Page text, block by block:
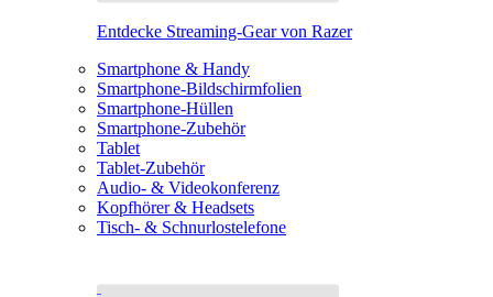
Entdecke Streaming-Gear von Razer
Smartphone & Handy
Smartphone-Bildschirmfolien
Smartphone-Hüllen
Smartphone-Zubehör
Tablet
Tablet-Zubehör
Audio- & Videokonferenz
Kopfhörer & Headsets
Tisch- & Schnurlostelefone